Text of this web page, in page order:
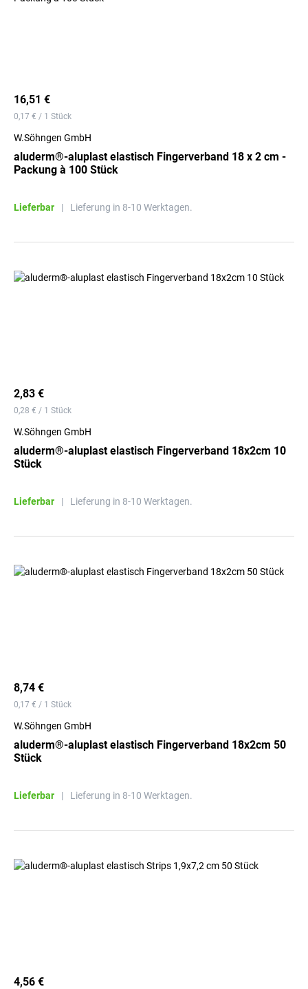
16,51 €
0,17 € / 1 Stück
W.Söhngen GmbH
aluderm®-aluplast elastisch Fingerverband 18 x 2 cm -
Packung à 100 Stück
Lieferbar | Lieferung in 8-10 Werktagen.
2,83 €
0,28 € / 1 Stück
W.Söhngen GmbH
aluderm®-aluplast elastisch Fingerverband 18x2cm 10
Stück
Lieferbar | Lieferung in 8-10 Werktagen.
8,74 €
0,17 € / 1 Stück
W.Söhngen GmbH
aluderm®-aluplast elastisch Fingerverband 18x2cm 50
Stück
Lieferbar | Lieferung in 8-10 Werktagen.
4,56 €